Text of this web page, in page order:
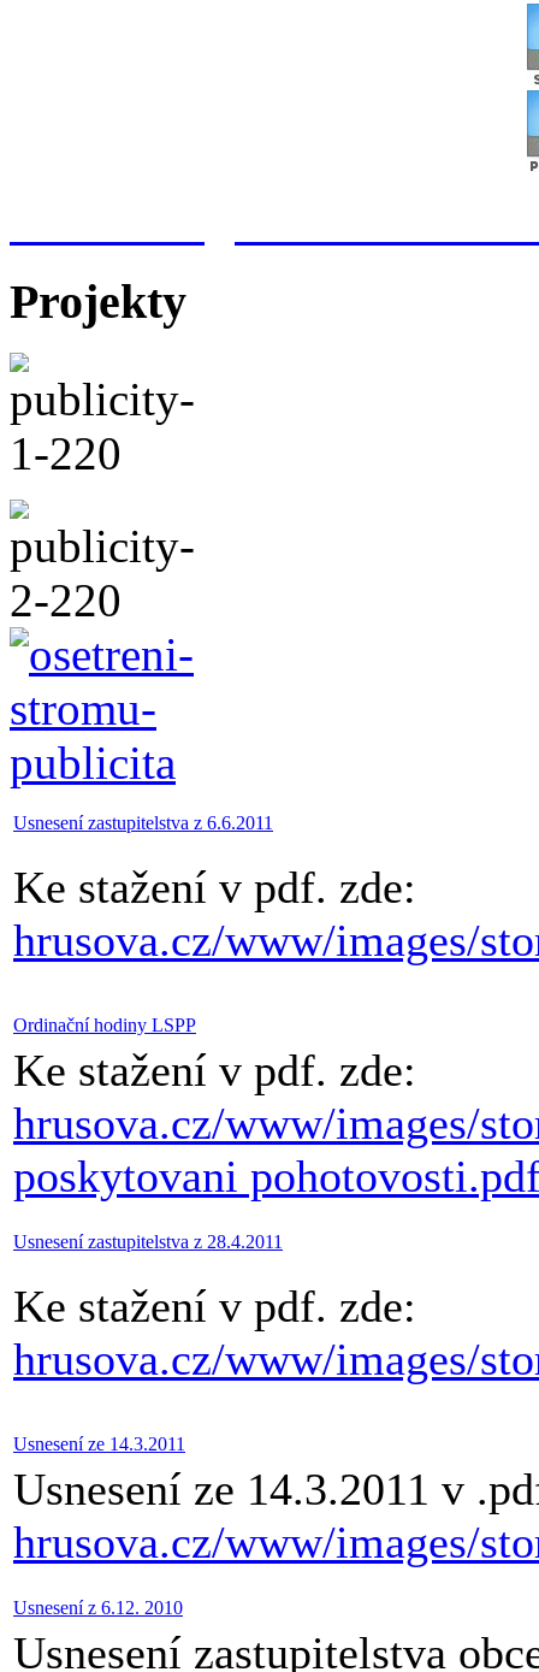
Projekty
Usnesení zastupitelstva z 6.6.2011
Ke stažení v pdf. zde:
hrusova.cz/www/images/
Ordinační hodiny LSPP
Ke stažení v pdf. zde:
hrusova.cz/www/images/
poskytovani
Usnesení zastupitelstva z 28.4.2011
Ke stažení v pdf. zde:
hrusova.cz/www/images/
Usnesení ze 14.3.2011
Usnesení ze 14.3.2011 v
hrusova.cz/www/images/
Usnesení z 6.12. 2010
Usnesení zastupitelstva